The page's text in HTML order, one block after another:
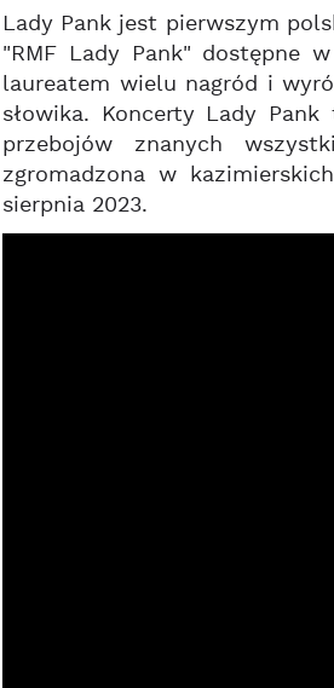
Lady Pank jest pierwszym
"RMF Lady Pank" dostępne
laureatem wielu nagród i
słowika. Koncerty Lady
przebojów znanych
zgromadzona w
sierpnia 2023.